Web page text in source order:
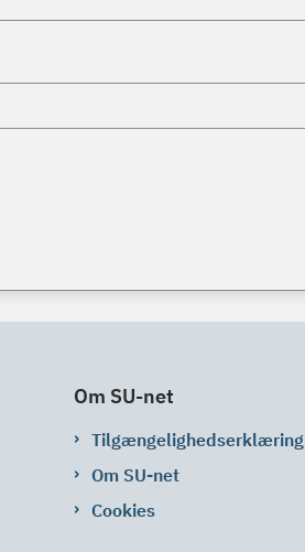
Om SU-net
Tilgængelighedserklæring
Om SU-net
Cookies